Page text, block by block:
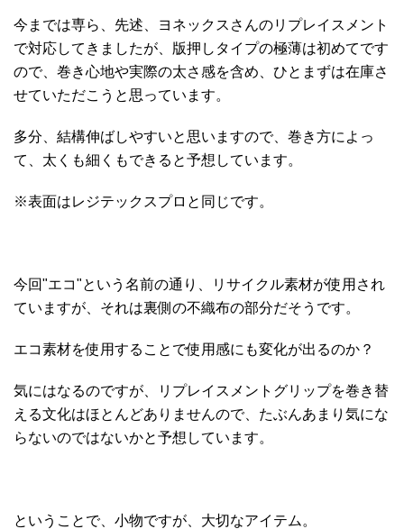
今までは専ら、先述、ヨネックスさんのリプレイスメント
で対応してきましたが、版押しタイプの極薄は初めてです
ので、巻き心地や実際の太さ感を含め、ひとまずは在庫さ
せていただこうと思っています。
多分、結構伸ばしやすいと思いますので、巻き方によっ
て、太くも細くもできると予想しています。
※表面はレジテックスプロと同じです。
今回"エコ"という名前の通り、リサイクル素材が使用され
ていますが、それは裏側の不織布の部分だそうです。
エコ素材を使用することで使用感にも変化が出るのか？
気にはなるのですが、リプレイスメントグリップを巻き替
える文化はほとんどありませんので、たぶんあまり気にな
らないのではないかと予想しています。
ということで、小物ですが、大切なアイテム。